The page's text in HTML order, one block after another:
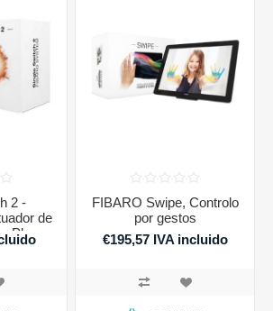
2 -
de
Plus
FIBARO Swipe, Controlo
por gestos
€195,57 IVA incluido